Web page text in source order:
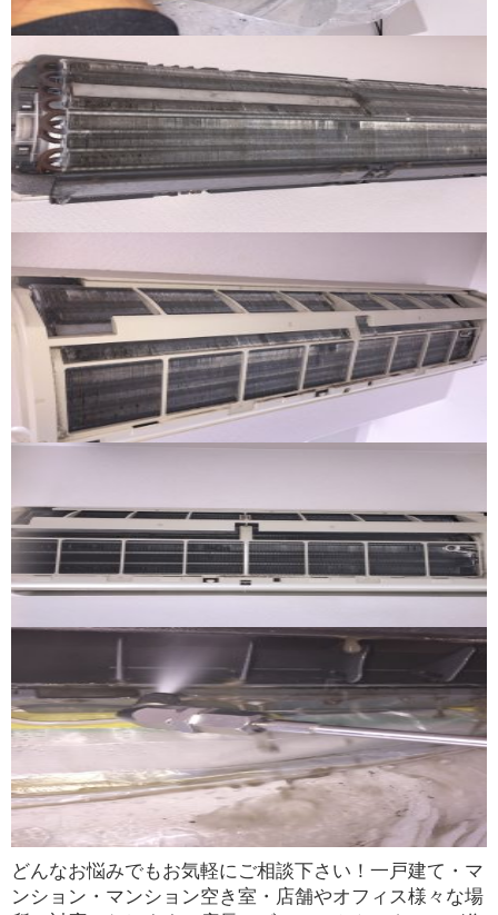
どんなお悩みでもお気軽にご相談下さい！一戸建て・マ
ンション・マンション空き室・店舗やオフィス様々な場